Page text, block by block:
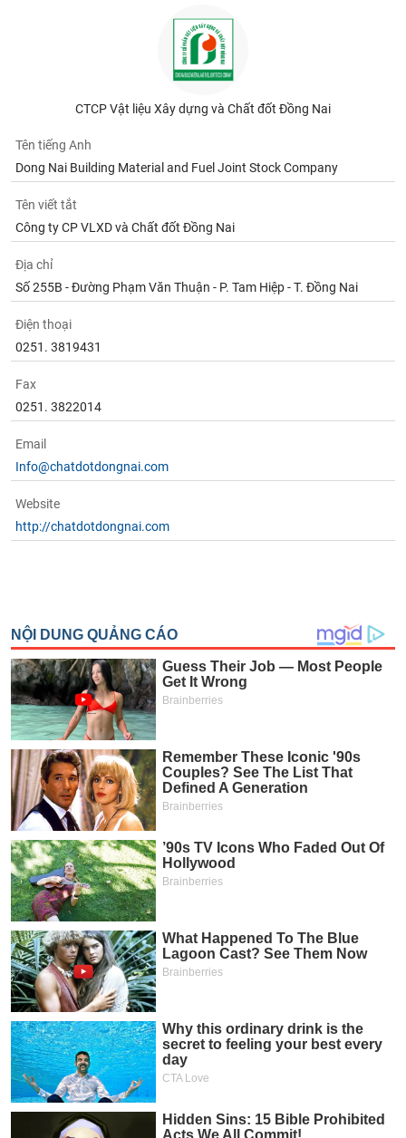
CTCP Vật liệu Xây dựng và Chất đốt Đồng Nai
Tên tiếng Anh
Dong Nai Building Material and Fuel Joint Stock Company
Tên viết tắt
Công ty CP VLXD và Chất đốt Đồng Nai
Địa chỉ
Số 255B - Đường Phạm Văn Thuận - P. Tam Hiệp - T. Đồng Nai
Điện thoại
0251. 3819431
Fax
0251. 3822014
Email
Info@chatdotdongnai.com
Website
http://chatdotdongnai.com